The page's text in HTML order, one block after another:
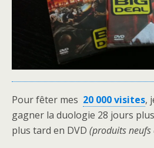
Pour fêter mes 20 000 visites,
gagner la duologie 28 jours
plus tard en DVD (produits neufs